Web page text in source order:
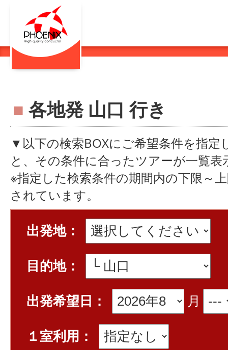
■ 各地発 山口 行き
▼以下の検索BOXにご希望条件を指定
と、その条件に合ったツアーが一覧表
※指定した検索条件の期間内の下限～
されています。
出発地：
目的地：
出発希望日：
月
１室利用：